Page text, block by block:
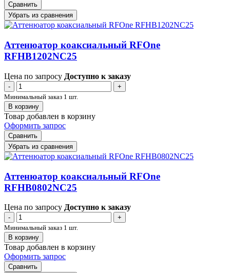
Сравнить
Убрать из сравнения
Аттенюатор коаксиальный RFOne
RFHB1202NC25
Цена по запросу Доступно к заказу
-
+
Минимальный заказ 1 шт.
В корзину
Товар добавлен в корзину
Оформить запрос
Сравнить
Убрать из сравнения
Аттенюатор коаксиальный RFOne
RFHB0802NC25
Цена по запросу Доступно к заказу
-
+
Минимальный заказ 1 шт.
В корзину
Товар добавлен в корзину
Оформить запрос
Сравнить